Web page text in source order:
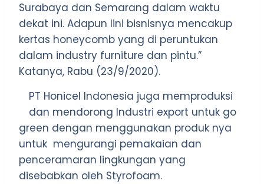
Surabaya dan Semarang dalam waktu
dekat ini. Adapun lini bisnisnya mencakup
kertas honeycomb yang di peruntukan
dalam industry furniture dan pintu.”
Katanya, Rabu (23/9/2020).
PT Honicel Indonesia juga memproduksi
dan mendorong Industri export untuk go
green dengan menggunakan produk nya
untuk mengurangi pemakaian dan
penceramaran lingkungan yang
disebabkan oleh Styrofoam.